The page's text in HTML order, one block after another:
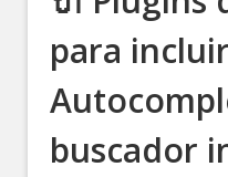
para incluir
buscador